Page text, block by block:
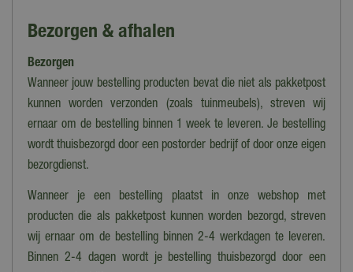
Wit
Hoofdmateriaal
Aluminium
Aantal zitplaatsen
Materiaal
Aluminium, Textileen
Breedte (cm)
Bezorgen & afhalen
Bezorgen
Wanneer jouw bestelling producten bevat die niet als pakketpost
kunnen worden verzonden (zoals tuinmeubels), streven wij
ernaar om de bestelling binnen 1 week te leveren. Je bestelling
wordt thuisbezorgd door een postorder bedrijf of door onze eigen
bezorgdienst.
Wanneer je een bestelling plaatst in onze webshop met
producten die als pakketpost kunnen worden bezorgd, streven
wij ernaar om de bestelling binnen 2-4 werkdagen te leveren.
Binnen 2-4 dagen wordt je bestelling thuisbezorgd door een